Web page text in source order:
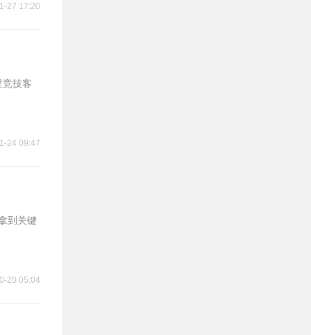
27 17:20
技客
24 09:47
到关键
20 05:04